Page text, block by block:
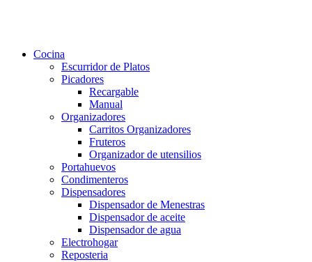
Cocina
Escurridor de Platos
Picadores
Recargable
Manual
Organizadores
Carritos Organizadores
Fruteros
Organizador de utensilios
Portahuevos
Condimenteros
Dispensadores
Dispensador de Menestras
Dispensador de aceite
Dispensador de agua
Electrohogar
Reposteria